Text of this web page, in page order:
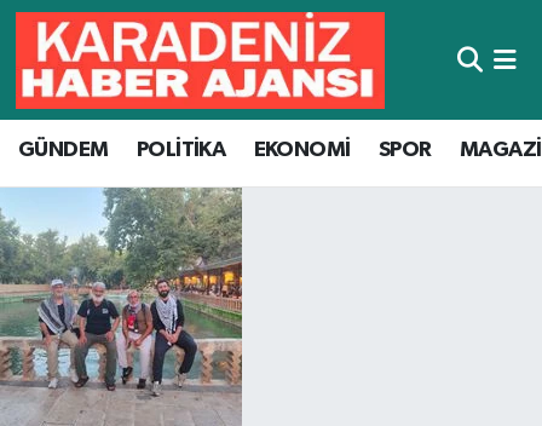
GÜNDEM POLİTİKA EKONOMİ SPOR
Hava Durumu
Trafik Durumu
Süper Lig Puan Durumu ve Fikstür
Tüm Manşetler
Son Dakika Haberleri
Haber Arşivi